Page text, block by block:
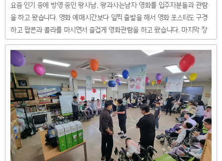
요즘 인기 중에 방영 중인 왕사남, 왕과사는남자 영화를 입주자분들과 관람
을 하고 왔습니다. 영화 예매시간보다 일찍 출발을 해서 영화 포스터도 구경
하고 팝콘과 콜라를 마시면서 즐겁게 영화관람을 하고 왔습니다. 마지막 장
면은 너무 슬펐는데 입주자분들은 조금 덤덤해하셨다는.. ^^